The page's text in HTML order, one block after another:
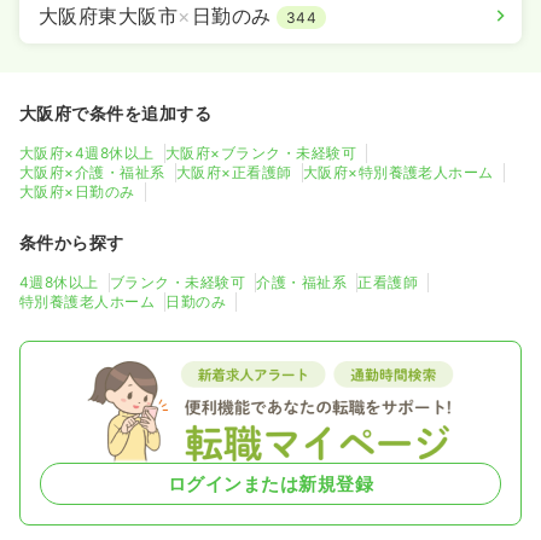
大阪府東大阪市× 日勤のみ 344
大阪府で条件を追加する
大阪府×4週8休以上
大阪府×ブランク・未経験可
大阪府×介護・福祉系
大阪府×正看護師
大阪府×特別養護老人ホーム
大阪府×日勤のみ
条件から探す
4週8休以上 ブランク・未経験可 介護・福祉系
正看護師
特別養護老人ホーム
日勤のみ
ログインまたは新規登録